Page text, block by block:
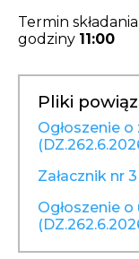
Termin
godziny 11:00
Pliki
Ogłoszenie
Załacznik nr
Ogłoszenie